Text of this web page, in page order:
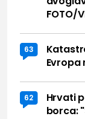
FOTO/
63
Evropa
62
Hrvati
borca: